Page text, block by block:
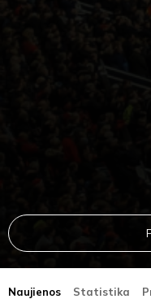
Naujienos Statistika